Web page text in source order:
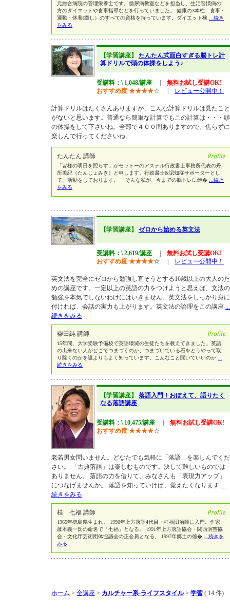
元総合病院の管理栄養士です。糖尿病教室などを担当し、生活習慣病の
方のダイエットや食事指導などを行っていました。 健康の3本柱、食事・
運動・休養(癒し）のすべての資格を持っています。ダイエット検
...続き
をみる
【学習講座】 たんたん式面白すぎる脳トレ計
算ドリルで頭の体操をしよう♪
受講料：\ 1,048/講座
無料お試し受講OK!
おすすめ度 ★★★★☆ レビュー公開中！
計算ドリルはたくさんありますが、こんな計算ドリルは見たこと
がないと思います。普通なら簡単な計算でもこの計算は・・・頭
の体操をして下さいね。全部で４００問ありますので、焦らずに
楽しんで行ってくださいね。
たんたん 講師
「皆様の明日を照らす」がモットーのアステル行政書士事務所代表の丹
所美紀（たんしょみき）と申します。行政書士&認知症サポーターとし
て、活動をしております。 そんな私が、今までの脳トレに飽�
...続き
をみる
【学習講座】 ゼロから始める英文法
受講料：\ 2,619/講座
無料お試し受講OK!
おすすめ度 ★★★★☆ レビュー公開中！
英文法を完全にゼロから勉強し直そうとする16歳以上の大人のた
めの講座です。一定以上の英語の力をつけようと思えば、文法の
勉強を本気でしないわけにはいきません。英文法をしっかり身に
付ければ、会話の実力も上がります。英文法の論理をこの講座 ...
続きをみる
柴田純 講師
15年間、大学受験予備校で英語壊滅の生徒たちを教えてきました。英語
の出来ない人がどこでつまづくのか、つまづいている石をどうやって取
り除くのかを誰よりもよく知っています。こんなこと聞いていいのか
続きをみる
【学習講座】 落語入門！おぼえて、語りたく
なる落語講座
受講料：\ 10,475/講座
無料お試し受講OK!
おすすめ度 ★★★★☆
老若男女問いません。どなたでも気軽に「落語」を楽しんでくだ
さい。 「古典落語」は楽しむものです。決して難しいものでは
ありません。 落語の力を借りて、みなさんも「表現力アップ」
につなげませんか。 落語を知っていけば、覚えたくなります ...
続きをみる
桂 七福 講師
1965年徳島県生まれ。 1990年上方落語4代目・桂福団治師に入門。作家・
藤本義一氏の命名で「七福」となる。 1991年上方落語協会・関西演芸協
会・文化庁芸術団体協議会の正会員となる。 1997年郷土の徳�
...続きを
みる
ホーム > 全講座 > カルチャー系-ライフスタイル> 学習 ( 14 件)